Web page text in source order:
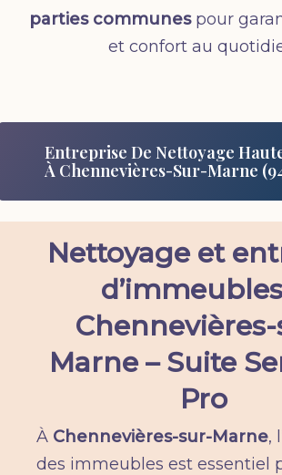
parties communespour
et confort au
Entreprise De Nettoyage
À Chennevières-Sur-Marne
Nettoyage et
Marne – Suite
Pro
À Chennevières-sur-Marne,
des immeubles est essentiel